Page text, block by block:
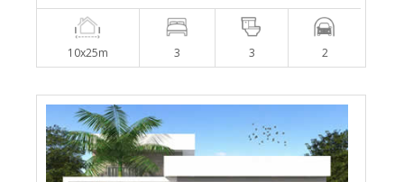
10x25m 3 3 2